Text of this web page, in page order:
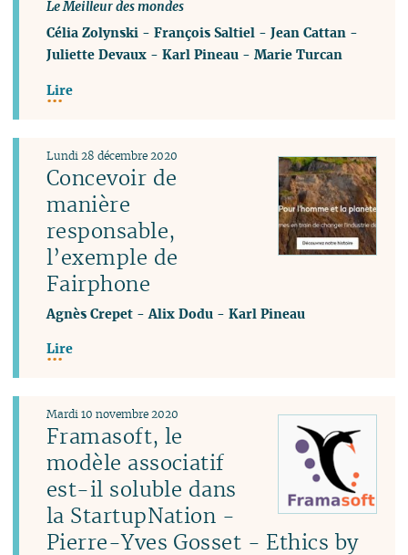
Le Meilleur des mondes
Célia Zolynski -François Saltiel -Jean Cattan -
Juliette Devaux -Karl Pineau -Marie Turcan
Lire
Concevoir de
manière
responsable,
l’exemple de
Fairphone
Lundi 28 décembre 2020
Agnès Crepet -Alix Dodu -Karl Pineau
Lire
Framasoft, le
modèle associatif
est-il soluble dans
la StartupNation -
Pierre-Yves Gosset - Ethics by
Mardi 10 novembre 2020